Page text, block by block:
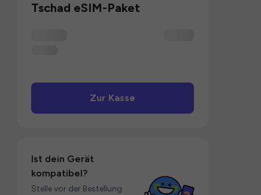
Tschad eSIM-Paket
Zur Kasse
Ist dein Gerät
kompatibel?
Stelle vor der Bestellung